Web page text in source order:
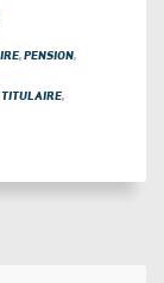
,PENSION,
TITULAIRE,